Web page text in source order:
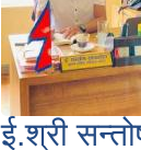
ई.श्री